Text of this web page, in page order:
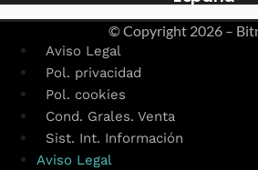
© Copyright 2026 –
Aviso Legal
Pol. privacidad
Pol. cookies
Cond. Grales. Venta
Sist. Int. Información
Aviso Legal